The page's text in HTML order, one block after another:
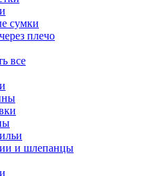
сумки
плечо
все
и шлепанцы